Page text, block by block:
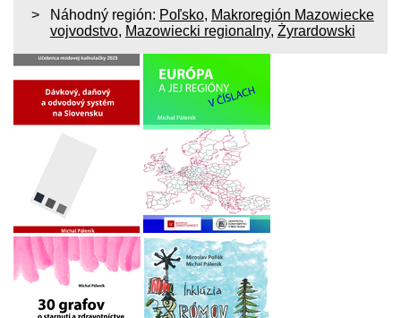
Náhodný región: Poľsko, Makroregión Mazowiecke
vojvodstvo, Mazowiecki regionalny, Żyrardowski